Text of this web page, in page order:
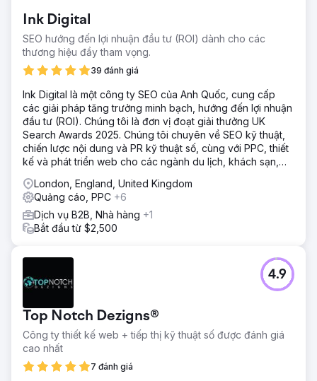
Ink Digital
SEO hướng đến lợi nhuận đầu tư (ROI) dành cho các
thương hiệu đầy tham vọng.
39 đánh giá
Ink Digital là một công ty SEO của Anh Quốc, cung cấp
các giải pháp tăng trưởng minh bạch, hướng đến lợi nhuận
đầu tư (ROI). Chúng tôi là đơn vị đoạt giải thưởng UK
Search Awards 2025. Chúng tôi chuyên về SEO kỹ thuật,
chiến lược nội dung và PR kỹ thuật số, cùng với PPC, thiết
kế và phát triển web cho các ngành du lịch, khách sạn,
London, England, United Kingdom
Quảng cáo, PPC +6
Dịch vụ B2B, Nhà hàng +1
Bắt đầu từ $2,500
Top Notch Dezigns®
Công ty thiết kế web + tiếp thị kỹ thuật số được đánh giá
cao nhất
7 đánh giá
4.9